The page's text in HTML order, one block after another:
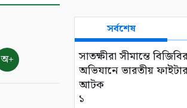
অ+
সর্বশেষ
সাতক্ষীরা সীমান্তে
অভিযানে ভারতীয়
আটক
১